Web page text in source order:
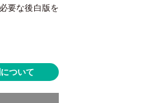
要な後白版を
ついて